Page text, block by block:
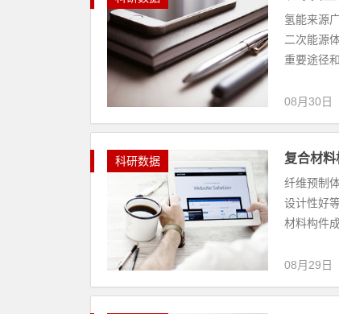
氢能来源
二次能源
重要途径
08月30日
科研数据 复合材料
纤维预制
设计性好
材料构件
08月29日